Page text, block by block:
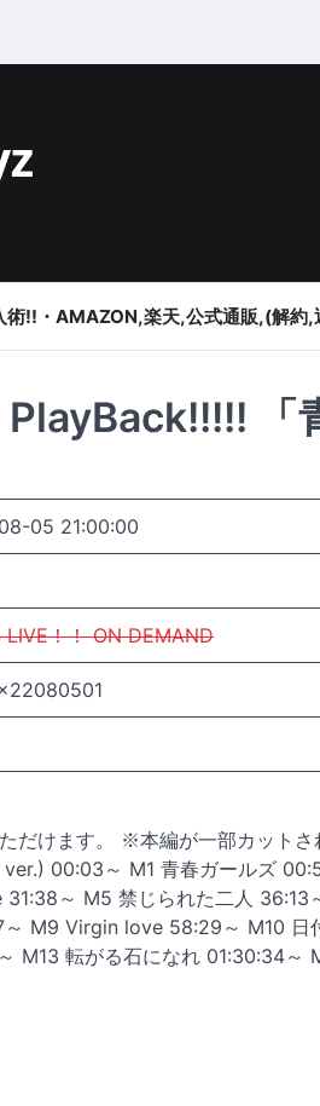
!!・AMAZON,楽天,公式通販,(解約
「
05 21:00:00
LIVE！！ ON DEMAND
けます。 ※本編が一部カットさ
00:03～ M1 青春ガールズ
～ M5 禁じられた二人
M9 Virgin love 58:29～ M10 日
M13 転がる石になれ 01:30:34～